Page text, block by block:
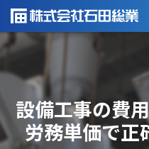
設備工事の費
労務単価で正